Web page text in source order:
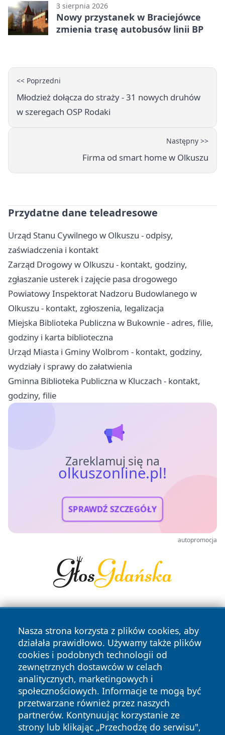
3 sierpnia 2026
Nowy przystanek w Braciejówce
zmienia trasę autobusów linii BP
<< Poprzedni
Młodzież dołącza do straży - 31 nowych druhów
w szeregach OSP Rodaki
Następny >>
Firma od smart home w Olkuszu
Przydatne dane teleadresowe
Urząd Stanu Cywilnego w Olkuszu - odpisy,
zaświadczenia i kontakt
Zarząd Drogowy w Olkuszu - kontakt, godziny,
zgłaszanie usterek i zajęcie pasa drogowego
Powiatowy Inspektorat Nadzoru Budowlanego w
Olkuszu - kontakt, zgłoszenia, legalizacja
Miejska Biblioteka Publiczna w Bukownie - adres, filie,
godziny i karta biblioteczna
Urząd Miasta i Gminy Wolbrom - kontakt, godziny,
wydziały i sprawy do załatwienia
Gminna Biblioteka Publiczna w Kluczach - kontakt,
godziny, filie
Zareklamuj się na
olkuszonline.pl!
SPRAWDŹ SZCZEGÓŁY
autopromocja
Nasza strona korzysta z plików cookies, aby
działała prawidłowo. Używamy także plików
cookies i podobnych technologii od
zewnętrznych dostawców w celach
analitycznych, marketingowych i
społecznościowych. Informacje te mogą być
przetwarzane również przez naszych
partnerów. Kontynuując korzystanie ze
strony lub klikając „Przechodzę do serwisu",
Copyright © 2026 olkuszonline.pl Wszystkie prawa
zastrzeżone.
News Autorzy
Polityka
Prywatności
Polityka
Cookies